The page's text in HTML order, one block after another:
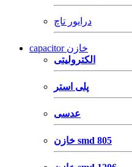
درایور تاچ
capacitor خازن
الکترولیتی
پلی استر
عدسی
خازن smd 805